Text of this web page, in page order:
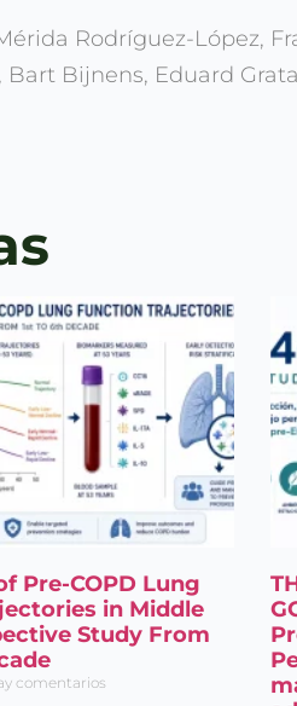
Rodríguez-López,
Bijnens, Eduard
Pre-COPD Lung
in Middle
Study From
comentarios
de
Publicaciones
elAviso legal
de privacidad